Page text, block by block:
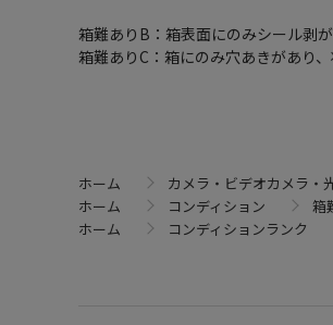
箱難ありB：箱表面にのみシール剥
箱難ありC：箱にのみ穴あきがあり、
ホーム カメラ・ビデオカメラ・
ホーム
コンディション 箱
ホーム
コンディションランク